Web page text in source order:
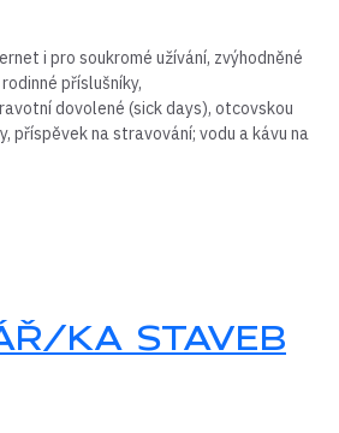
i pro soukromé užívání, zvýhodněné
příslušníky,
dovolené (sick days), otcovskou
příspěvek na stravování; vodu a kávu na
KA STAVEB